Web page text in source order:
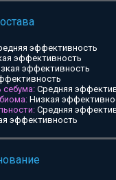
эффективность
эффективность
эффективность
себума: Средняя
Низкая
Средняя
эффективность